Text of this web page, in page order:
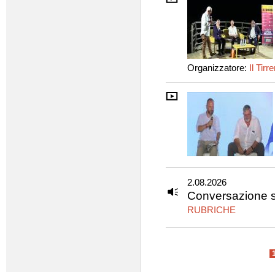
Organizzatore: Il
2.08.2026
Conversazione
RUBRICHE